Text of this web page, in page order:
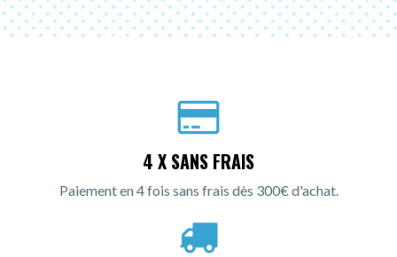
4 X SANS FRAIS
Paiement en 4 fois sans frais dès 300€ d'achat.